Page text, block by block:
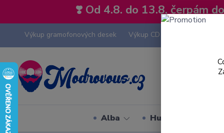
❣️ Od 4.8. do 13.8. čerpám
Výkup gramofonových desek Výkup CD
Alba Hudební styly